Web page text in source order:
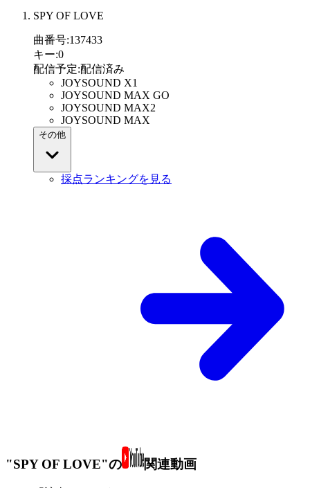
SPY OF LOVE
曲番号:137433
キー:0
配信予定:配信済み
JOYSOUND X1
JOYSOUND MAX GO
JOYSOUND MAX2
JOYSOUND MAX
その他
採点ランキングを見る
"SPY OF LOVE"の 関連動画